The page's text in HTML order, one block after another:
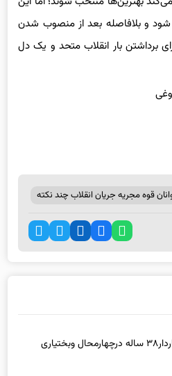
و بلافاصله بعد از منصوب شدن
برداشتن بار انقلاب متحد و یک دل
قوه مجریه جریان انقلاب چند نکته